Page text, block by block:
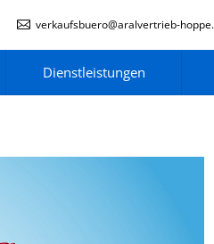
verkaufsbuero@aralvertrieb-
Dienstleistungen